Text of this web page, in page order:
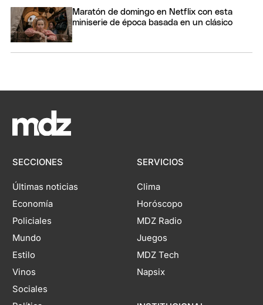
Maratón de domingo en Netflix con esta
miniserie de época basada en un clásico
SECCIONES
Últimas noticias
Economía
Policiales
Mundo
Estilo
Vinos
Sociales
SERVICIOS
Clima
Horóscopo
MDZ Radio
Juegos
MDZ Tech
Napsix